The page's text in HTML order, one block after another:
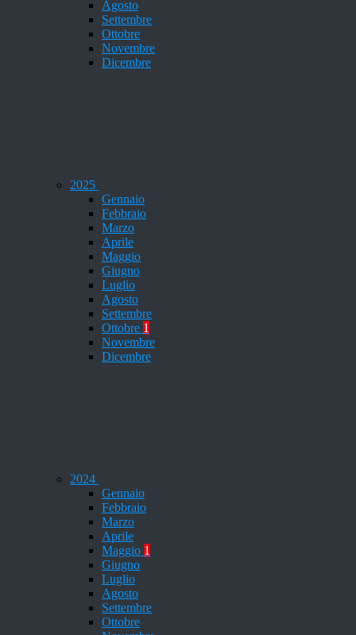
Agosto
Settembre
Ottobre
Novembre
Dicembre
2025
Gennaio
Febbraio
Marzo
Aprile
Maggio
Giugno
Luglio
Agosto
Settembre
Ottobre 1
Novembre
Dicembre
2024
Gennaio
Febbraio
Marzo
Aprile
Maggio 1
Giugno
Luglio
Agosto
Settembre
Ottobre